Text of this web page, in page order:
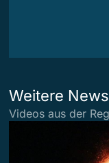
Weitere News
Videos aus der